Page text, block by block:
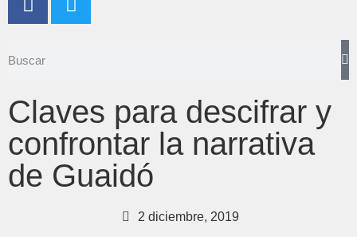
Claves para descifrar y
confrontar la narrativa
de Guaidó
2 diciembre, 2019